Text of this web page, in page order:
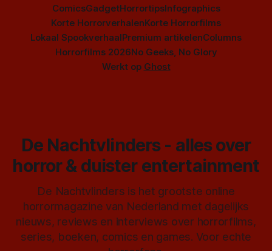
ComicsGadgetHorrortipsInfographics
Korte HorrorverhalenKorte Horrorfilms
Lokaal SpookverhaalPremium artikelenColumns
Horrorfilms 2026No Geeks, No Glory
Werkt op Ghost
De Nachtvlinders - alles over
horror & duister entertainment
De Nachtvlinders is het grootste online
horrormagazine van Nederland met dagelijks
nieuws, reviews en interviews over horrorfilms,
series, boeken, comics en games. Voor echte